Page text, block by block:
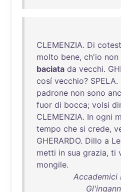
CLEMENZIA. Di
molto bene, ch'io non
baciata da vecchi.
cosí vecchio? SPELA.
padrone non sono
fuor di bocca; volsi
CLEMENZIA. In ogni
tempo che si crede,
GHERARDO. Dillo a
metti in sua grazia, ti
mongile.
Accademici